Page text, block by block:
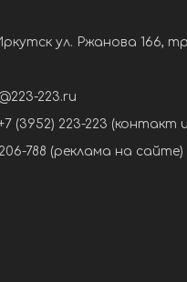
ул. Ржанова 166,
223.ru
(3952) 223-223 (контакт
206-788 (реклама на сайте)